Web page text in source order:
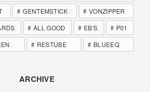
GENTEMSTICK
VONZIPPER
ALL GOOD EB'S
P01
RESTUBE BLUEEQ
ARCHIVE